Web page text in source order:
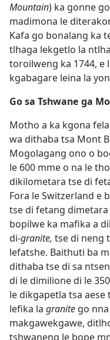
Mountain) ka gonne
madimona le
Kafa go bonalang ka
tlhaga lekgetlo la
toroilweng ka 1744, e
kgabagare leina la
Go sa Tshwane ga
Motho a ka kgona
wa dithaba tsa Mont
Mogolagang ono o
le 600 mme o na le
dikilometara tse di
Fora le Switzerland e
tse di fetang
bopilwe ka mafika a
di-granite, tse di neng
lefatshe. Baithuti ba
dithaba tse di sa
di le dimilione di le
le dikgapetla tsa
lefika la granite go
makgawekgawe,
tshwaneng le bope